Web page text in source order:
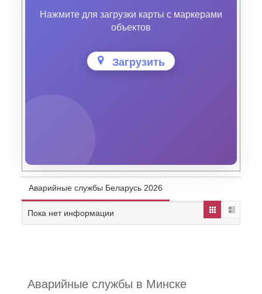
Нажмите для загрузки карты с маркерами
объектов
Загрузить
Аварийные службы Беларусь 2026
Пока нет информации
Аварийные службы в Минске